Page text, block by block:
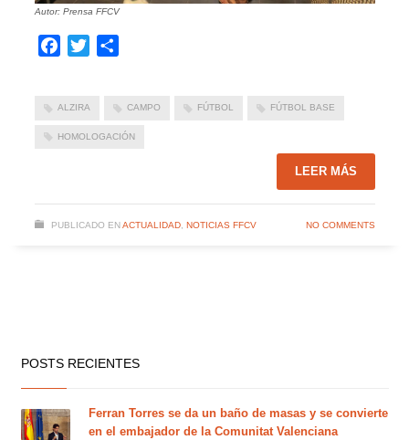
Autor: Prensa FFCV
Facebook
Twitter
ALZIRA CAMPO FÚTBOL FÚTBOL BASE
HOMOLOGACIÓN
LEER MÁS
PUBLICADO EN ACTUALIDAD, NOTICIAS FFCV NO COMMENTS
POSTS RECIENTES
Ferran Torres se da un baño de masas y se convierte
en el embajador de la Comunitat Valenciana